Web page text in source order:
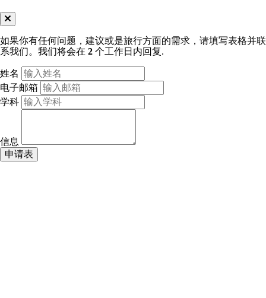
如果你有任何问题，建议或是旅行方面的需求，请填写表格并联
系我们。我们将会在 2 个工作日内回复.
姓名
电子邮箱
学科
信息
申请表